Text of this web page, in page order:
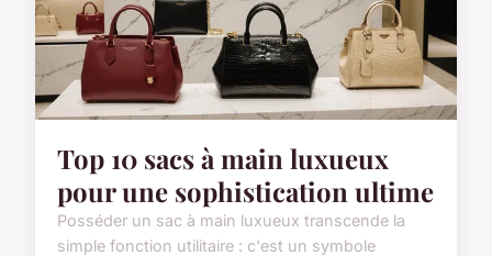
Top 10 sacs à main luxueux
pour une sophistication ultime
Posséder un sac à main luxueux transcende la
simple fonction utilitaire : c'est un symbole